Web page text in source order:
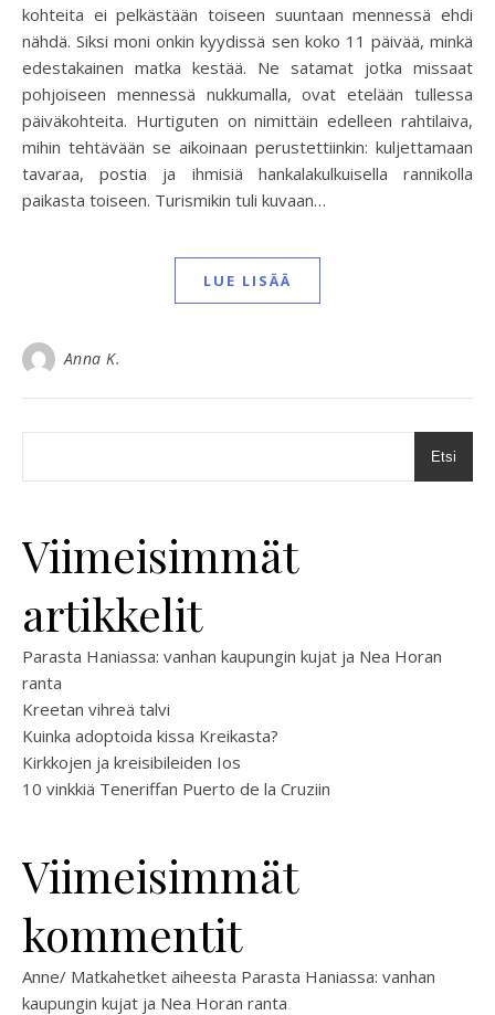
kohteita ei pelkästään toiseen suuntaan mennessä ehdi
nähdä. Siksi moni onkin kyydissä sen koko 11 päivää, minkä
edestakainen matka kestää. Ne satamat jotka missaat
pohjoiseen mennessä nukkumalla, ovat etelään tullessa
päiväkohteita. Hurtiguten on nimittäin edelleen rahtilaiva,
mihin tehtävään se aikoinaan perustettiinkin: kuljettamaan
tavaraa, postia ja ihmisiä hankalakulkuisella rannikolla
paikasta toiseen. Turismikin tuli kuvaan…
LUE LISÄÄ
Anna K.
Etsi
Viimeisimmät
artikkelit
Parasta Haniassa: vanhan kaupungin kujat ja Nea Horan
ranta
Kreetan vihreä talvi
Kuinka adoptoida kissa Kreikasta?
Kirkkojen ja kreisibileiden Ios
10 vinkkiä Teneriffan Puerto de la Cruziin
Viimeisimmät
kommentit
Anne/ Matkahetket aiheesta Parasta Haniassa: vanhan
kaupungin kujat ja Nea Horan ranta